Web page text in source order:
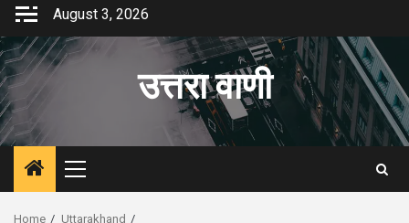
Skip
content
August 3, 2026
उत्तरा वाणी
Primary
Menu
Home
Uttarakhand